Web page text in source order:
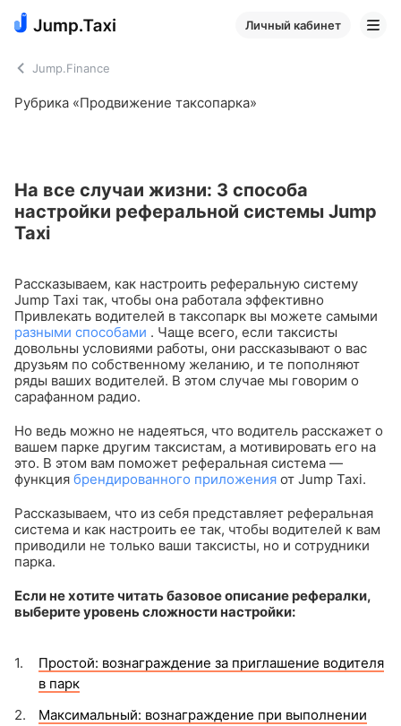
Личный кабинет
Jump.Finance
Рубрика «Продвижение таксопарка»
На все случаи жизни: 3 способа
настройки реферальной системы Jump
Taxi
Рассказываем, как настроить реферальную систему
Jump Taxi так, чтобы она работала эффективно
Привлекать водителей в таксопарк вы можете самыми
разными способами . Чаще всего, если таксисты
довольны условиями работы, они рассказывают о вас
друзьям по собственному желанию, и те пополняют
ряды ваших водителей. В этом случае мы говорим о
сарафанном радио.
Но ведь можно не надеяться, что водитель расскажет о
вашем парке другим таксистам, а мотивировать его на
это. В этом вам поможет реферальная система —
функция брендированного приложения от Jump Taxi.
Рассказываем, что из себя представляет реферальная
система и как настроить ее так, чтобы водителей к вам
приводили не только ваши таксисты, но и сотрудники
парка.
Если не хотите читать базовое описание рефералки,
выберите уровень сложности настройки:
Простой: вознаграждение за приглашение водителя
в парк
Максимальный: вознаграждение при выполнении